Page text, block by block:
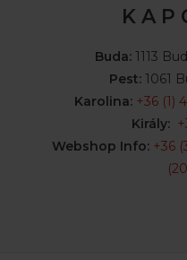
K A P
Buda:1113
Pest:1061
Karolina: +36 (1)
Király:
Webshop Info: +36